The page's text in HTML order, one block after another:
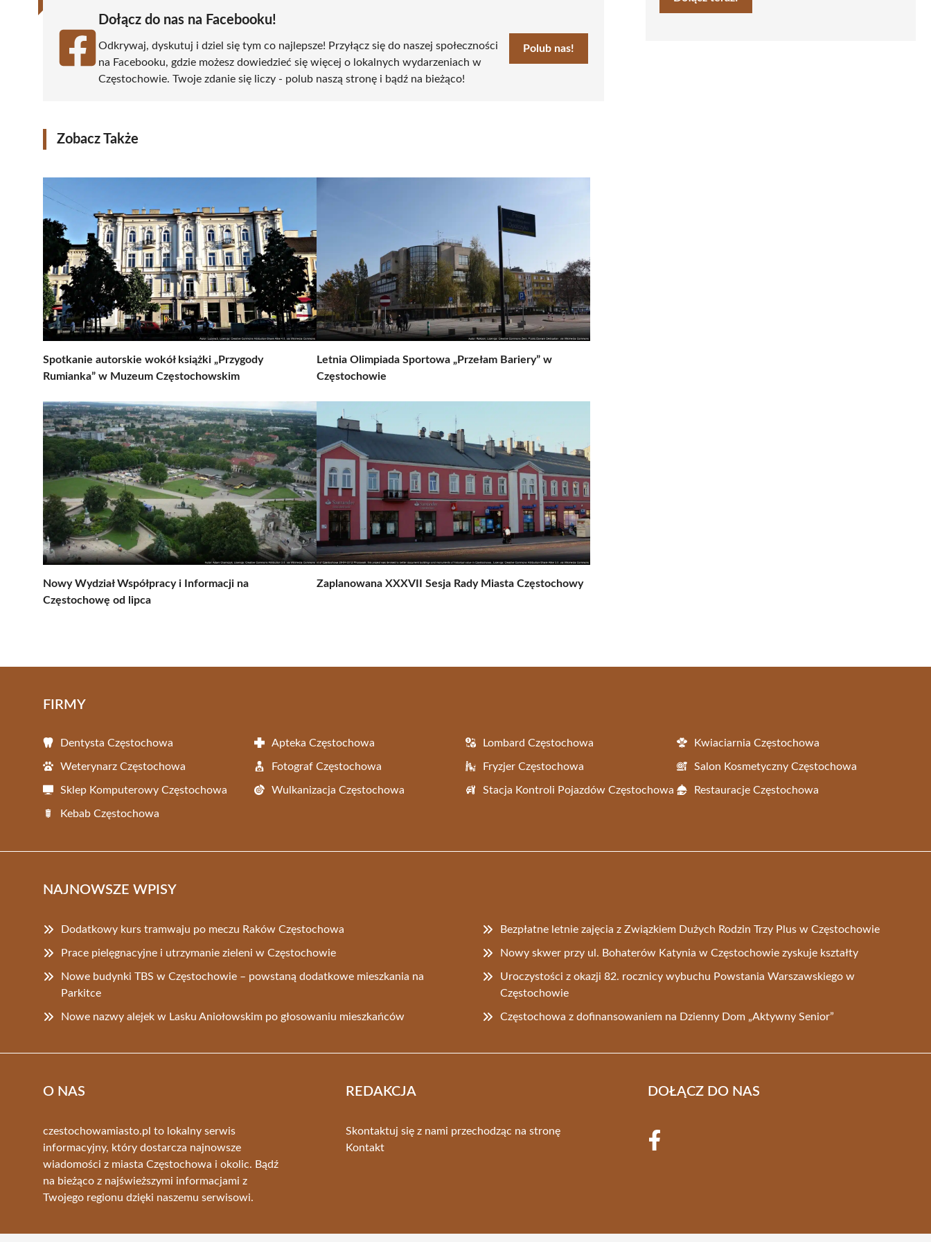
Dołącz do nas na Facebooku!
Odkrywaj, dyskutuj i dziel się tym co najlepsze! Przyłącz się do naszej społeczności
na Facebooku, gdzie możesz dowiedzieć się więcej o lokalnych wydarzeniach w
Częstochowie. Twoje zdanie się liczy - polub naszą stronę i bądź na bieżąco!
Polub nas!
Zobacz Także
Spotkanie autorskie wokół książki „Przygody
Rumianka” w Muzeum Częstochowskim
Letnia Olimpiada Sportowa „Przełam Bariery” w
Częstochowie
Nowy Wydział Współpracy i Informacji na
Częstochowę od lipca
Zaplanowana XXXVII Sesja Rady Miasta Częstochowy
FIRMY
Dentysta Częstochowa Apteka Częstochowa Lombard Częstochowa Kwiaciarnia Częstochowa
Weterynarz Częstochowa Fotograf Częstochowa Fryzjer Częstochowa Salon Kosmetyczny Częstochowa
Sklep Komputerowy Częstochowa Wulkanizacja Częstochowa Stacja Kontroli Pojazdów Częstochowa Restauracje Częstochowa
Kebab Częstochowa
NAJNOWSZE WPISY
Dodatkowy kurs tramwaju po meczu Raków Częstochowa Bezpłatne letnie zajęcia z Związkiem Dużych Rodzin Trzy Plus w Częstochowie
Prace pielęgnacyjne i utrzymanie zieleni w Częstochowie Nowy skwer przy ul. Bohaterów Katynia w Częstochowie zyskuje kształty
Nowe budynki TBS w Częstochowie – powstaną dodatkowe mieszkania na
Parkitce
Uroczystości z okazji 82. rocznicy wybuchu Powstania Warszawskiego w
Częstochowie
Nowe nazwy alejek w Lasku Aniołowskim po głosowaniu mieszkańców Częstochowa z dofinansowaniem na Dzienny Dom „Aktywny Senior”
O NAS
czestochowamiasto.pl to lokalny serwis
informacyjny, który dostarcza najnowsze
wiadomości z miasta Częstochowa i okolic. Bądź
na bieżąco z najświeższymi informacjami z
Twojego regionu dzięki naszemu serwisowi.
REDAKCJA
Skontaktuj się z nami przechodząc na stronę
Kontakt
DOŁĄCZ DO NAS